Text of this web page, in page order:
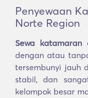
Penyewaan
Norte Region
Sewa katamaran
dengan atau
tersembunyi jauh
stabil, dan
kelompok besar